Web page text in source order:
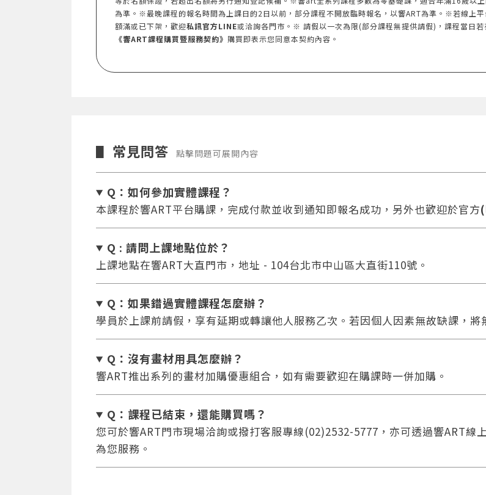
為準。※最晚課程的報名時間為上課日的2日以前，部分課程不開放臨時報名，以響ART為準。※若線上
額滿或已下架，歡迎私訊官方LINE或洽詢各門市。※ 請假以一次為限(部分課程無提供請假)，課程當日
《響ART課程購買暨服務契約》 購買即表示您同意本契約內容。
▋ 常見問答 點擊問題可展開內容
Q：如何參加實體課程？
本課程於響ART平台購課，完成付款並收到通知即報名成功，另外也歡迎於官方
Q : 請問上課地點位於？
上課地點在響ART大直門市，地址 - 104台北市中山區大直街110號。
Q：如果錯過實體課程怎麼辦？
學員於上課前請假，享有延期或轉讓他人服務乙次。若因個人因素無故缺課，將
Q：沒有畫材用具怎麼辦？
響ART推出系列的畫材加購優惠組合，如有需要歡迎在購課時一併加購。
Q：課程已結束，還能購買嗎？
您可於響ART門市現場洽詢或撥打客服專線(02)2532-5777，亦可透過響ART線
為您服務。